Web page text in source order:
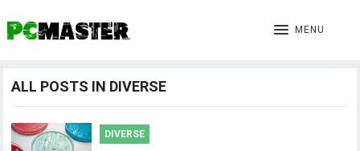
MENU
ALL POSTS IN DIVERSE
DIVERSE